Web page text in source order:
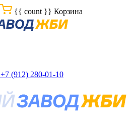
{{ count }} Корзина
+7 (912) 280-01-10